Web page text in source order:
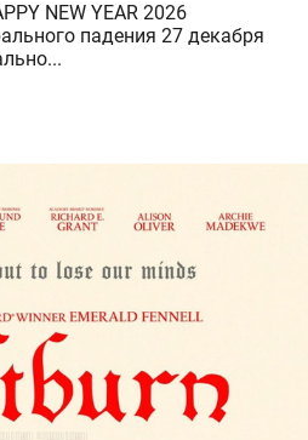
NEW YEAR 2026
падения 27 декабря